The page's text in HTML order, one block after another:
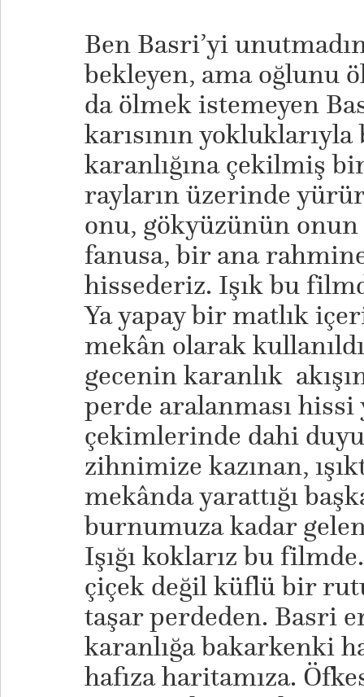
Ben Basri’yi
bekleyen, ama oğlunu
da ölmek istemeyen
karısının
karanlığına çekilmiş
rayların üzerinde
onu, gökyüzünün
fanusa, bir ana
hissederiz. Işık bu
Ya yapay bir matlık
mekân olarak
gecenin karanlık
perde aralanması hissi
çekimlerinde dahi
zihnimize kazınan,
mekânda yarattığı
burnumuza kadar
Işığı koklarız bu
çiçek değil küflü bir
taşar perdeden. Basri
karanlığa bakarkenki
hafıza haritamıza.